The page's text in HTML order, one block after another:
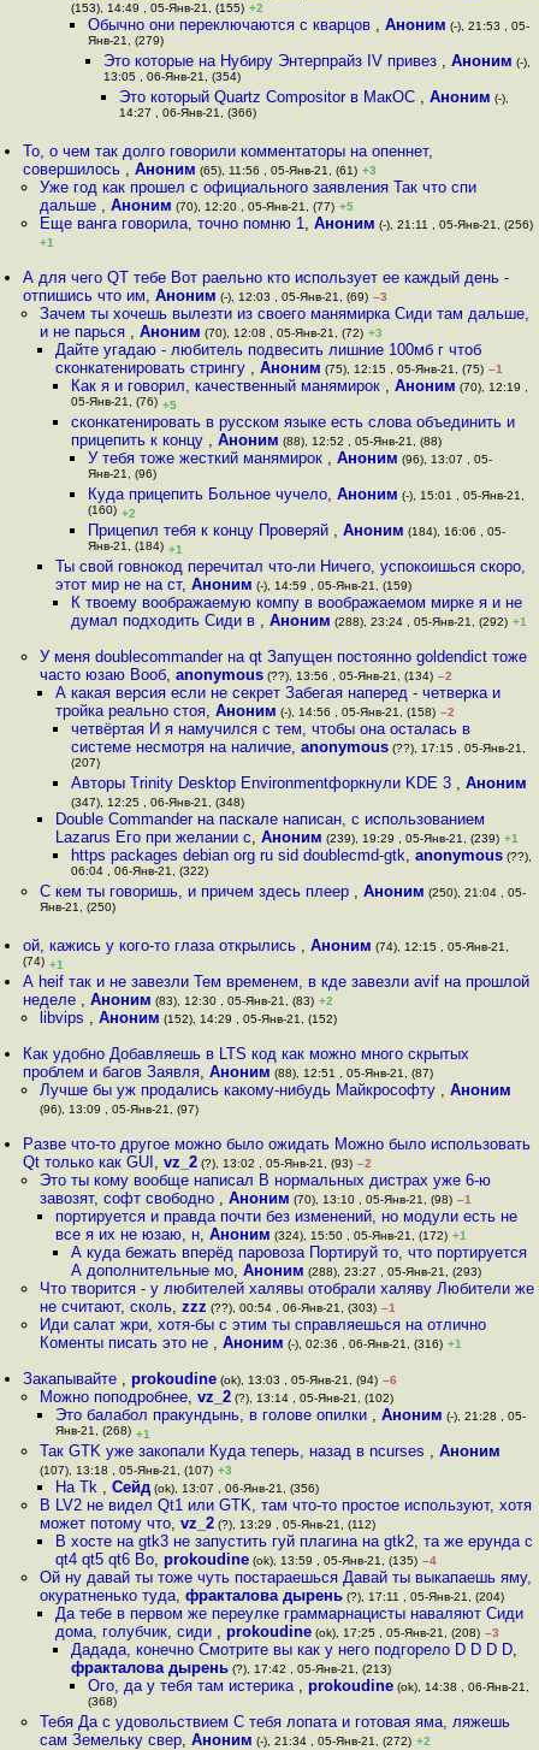
(153), 14:49 , 05-Янв-21, (155) +2
Обычно они переключаются с кварцов , Аноним (-), 21:53 , 05-
Янв-21, (279)
Это которые на Нубиру Энтерпрайз IV привез , Аноним (-),
13:05 , 06-Янв-21, (354)
Это который Quartz Compositor в МакОС ,Аноним (-),
14:27 , 06-Янв-21, (366)
То, о чем так долго говорили комментаторы на опеннет,
совершилось ,Аноним (65), 11:56 , 05-Янв-21, (61) +3
Уже год как прошел с официального заявления Так что спи
дальше , Аноним (70), 12:20 , 05-Янв-21, (77) +5
Еще ванга говорила, точно помню 1, Аноним (-), 21:11 , 05-Янв-21, (256)
+1
А для чего QT тебе Вот раельно кто использует ее каждый день -
отпишись что им,Аноним (-), 12:03 , 05-Янв-21, (69) –3
Зачем ты хочешь вылезти из своего манямирка Сиди там дальше,
и не парься , Аноним (70), 12:08 , 05-Янв-21, (72) +3
Дайте угадаю - любитель подвесить лишние 100мб г чтоб
сконкатенировать стрингу , Аноним (75), 12:15 , 05-Янв-21, (75) –1
Как я и говорил, качественный манямирок ,Аноним (70), 12:19 ,
05-Янв-21, (76) +5
сконкатенировать в русском языке есть слова объединить и
прицепить к концу ,Аноним (88), 12:52 , 05-Янв-21, (88)
У тебя тоже жесткий манямирок , Аноним (96), 13:07 , 05-
Янв-21, (96)
Куда прицепить Больное чучело, Аноним (-), 15:01 , 05-Янв-21,
(160) +2
Прицепил тебя к концу Проверяй , Аноним (184), 16:06 , 05-
Янв-21, (184) +1
Ты свой говнокод перечитал что-ли Ничего, успокоишься скоро,
этот мир не на ст, Аноним (-), 14:59 , 05-Янв-21, (159)
К твоему воображаемую компу в воображаемом мирке я и не
думал подходить Сиди в ,Аноним (288), 23:24 , 05-Янв-21, (292) +1
У меня doublecommander на qt Запущен постоянно goldendict тоже
часто юзаю Вооб, anonymous(??), 13:56 , 05-Янв-21, (134) –2
А какая версия если не секрет Забегая наперед - четверка и
тройка реально стоя, Аноним (-), 14:56 , 05-Янв-21, (158) –2
четвёртая И я намучился с тем, чтобы она осталась в
системе несмотря на наличие,anonymous (??), 17:15 , 05-Янв-21,
(207)
Авторы Trinity Desktop Environmentфоркнули KDE 3 ,Аноним
(347), 12:25 , 06-Янв-21, (348)
Double Commander на паскале написан, с использованием
Lazarus Его при желании с, Аноним (239), 19:29 , 05-Янв-21, (239) +1
https packages debian org ru sid doublecmd-gtk,anonymous (??),
06:04 , 06-Янв-21, (322)
С кем ты говоришь, и причем здесь плеер , Аноним (250), 21:04 , 05-
Янв-21, (250)
ой, кажись у кого-то глаза открылись ,Аноним (74), 12:15 , 05-Янв-21,
(74) +1
А heif так и не завезли Тем временем, в кде завезли avif на прошлой
неделе ,Аноним (83), 12:30 , 05-Янв-21, (83) +2
libvips , Аноним (152), 14:29 , 05-Янв-21, (152)
Как удобно Добавляешь в LTS код как можно много скрытых
проблем и багов Заявля,Аноним (88), 12:51 , 05-Янв-21, (87)
Лучше бы уж продались какому-нибудь Майкрософту , Аноним
(96), 13:09 , 05-Янв-21, (97)
Разве что-то другое можно было ожидать Можно было использовать
Qt только как GUI ,vz_2 (?), 13:02 , 05-Янв-21, (93) –2
Это ты кому вообще написал В нормальных дистрах уже 6-ю
завозят, софт свободно , Аноним (70), 13:10 , 05-Янв-21, (98) –1
портируется и правда почти без изменений, но модули есть не
все я их не юзаю, н, Аноним (324), 15:50 , 05-Янв-21, (172) +1
А куда бежать вперёд паровоза Портируй то, что портируется
А дополнительные мо,Аноним (288), 23:27 , 05-Янв-21, (293)
Что творится - у любителей халявы отобрали халяву Любители же
не считают, сколь, zzz (??), 00:54 , 06-Янв-21, (303) –1
Иди салат жри, хотя-бы с этим ты справляешься на отлично
Коменты писать это не , Аноним (-), 02:36 , 06-Янв-21, (316) +1
Закапывайте ,prokoudine (ok), 13:03 , 05-Янв-21, (94) –6
Можно поподробнее, vz_2(?), 13:14 , 05-Янв-21, (102)
Это балабол пракундынь, в голове опилки , Аноним (-), 21:28 , 05-
Янв-21, (268) +1
Так GTK уже закопали Куда теперь, назад в ncurses , Аноним
(107), 13:18 , 05-Янв-21, (107) +3
На Tk , Сейд(ok), 13:07 , 06-Янв-21, (356)
В LV2 не видел Qt1 или GTK, там что-то простое используют, хотя
может потому что, vz_2(?), 13:29 , 05-Янв-21, (112)
В хосте на gtk3 не запустить гуй плагина на gtk2, та же ерунда с
qt4 qt5 qt6 Во, prokoudine(ok), 13:59 , 05-Янв-21, (135) –4
Ой ну давай ты тоже чуть постараешься Давай ты выкапаешь яму,
окуратненько туда, фракталова дырень(?), 17:11 , 05-Янв-21, (204)
Да тебе в первом же переулке граммарнацисты наваляют Сиди
дома, голубчик, сиди , prokoudine(ok), 17:25 , 05-Янв-21, (208) –3
Дадада, конечно Смотрите вы как у него подгорело D D D D,
фракталова дырень (?), 17:42 , 05-Янв-21, (213)
Ого, да у тебя там истерика , prokoudine(ok), 14:38 , 06-Янв-21,
(368)
Тебя Да с удовольствием С тебя лопата и готовая яма, ляжешь
сам Земельку свер, Аноним (-), 21:34 , 05-Янв-21, (272) +2